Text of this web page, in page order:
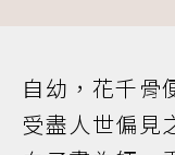
自幼，花千骨
受盡人世偏見